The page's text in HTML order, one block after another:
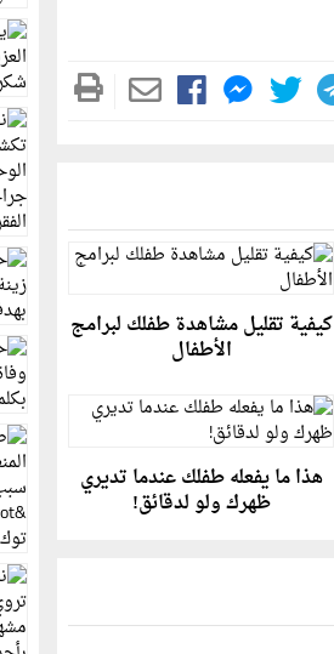
كيفية تقليل مشاهدة طفلك لبرامج
الأطفال
هذا ما يفعله طفلك عندما تديري
ظهرك ولو لدقائق!